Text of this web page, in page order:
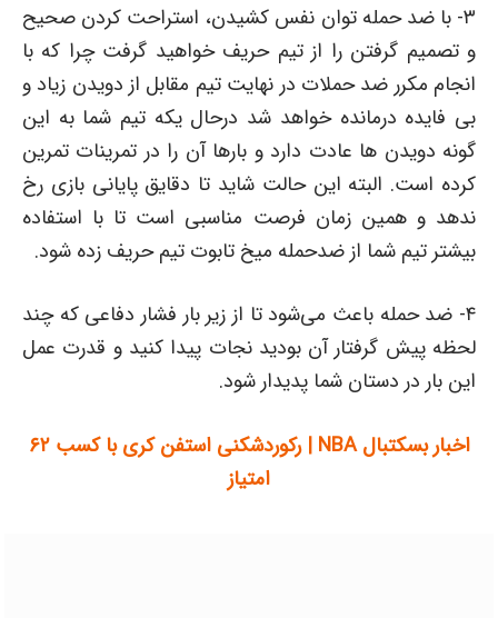
۳- با ضد حمله توان نفس کشیدن، استراحت کردن صحیح
و تصمیم گرفتن را از تیم حریف خواهید گرفت چرا که با
انجام مکرر ضد حملات در نهایت تیم مقابل از دویدن زیاد و
بی فایده درمانده خواهد شد درحال یکه تیم شما به این
گونه دویدن ها عادت دارد و بارها آن را در تمرینات تمرین
کرده است. البته این حالت شاید تا دقایق پایانی بازی رخ
ندهد و همین زمان فرصت مناسبی است تا با استفاده
بیشتر تیم شما از ضدحمله میخ تابوت تیم حریف زده شود.
۴- ضد حمله باعث می‌شود تا از زیر بار فشار دفاعی که چند
لحظه پیش گرفتار آن بودید نجات پیدا کنید و قدرت عمل
این بار در دستان شما پدیدار شود.
اخبار بسکتبال NBA | رکوردشکنی استفن کری با کسب ۶۲
امتیاز